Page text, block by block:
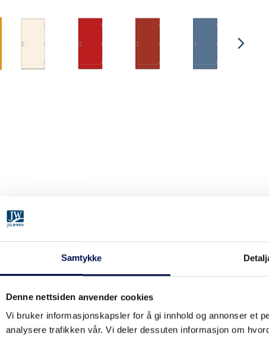
Samtykke
Denne nettsiden anvender cookies
Vi bruker informasjonskapsler for å gi innhold og annonser et
analysere trafikken vår. Vi deler dessuten informasjon om